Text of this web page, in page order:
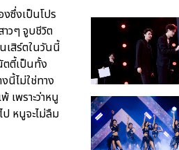
ซึ่งเป็นโปร
วๆ จูบชีวิต
สิร์ตในวันนี้
ตตี้เป็นทั้ง
นี้ไม่ใช่ทาง
เพราะว่าหนู
หนูจะไม่ลืม